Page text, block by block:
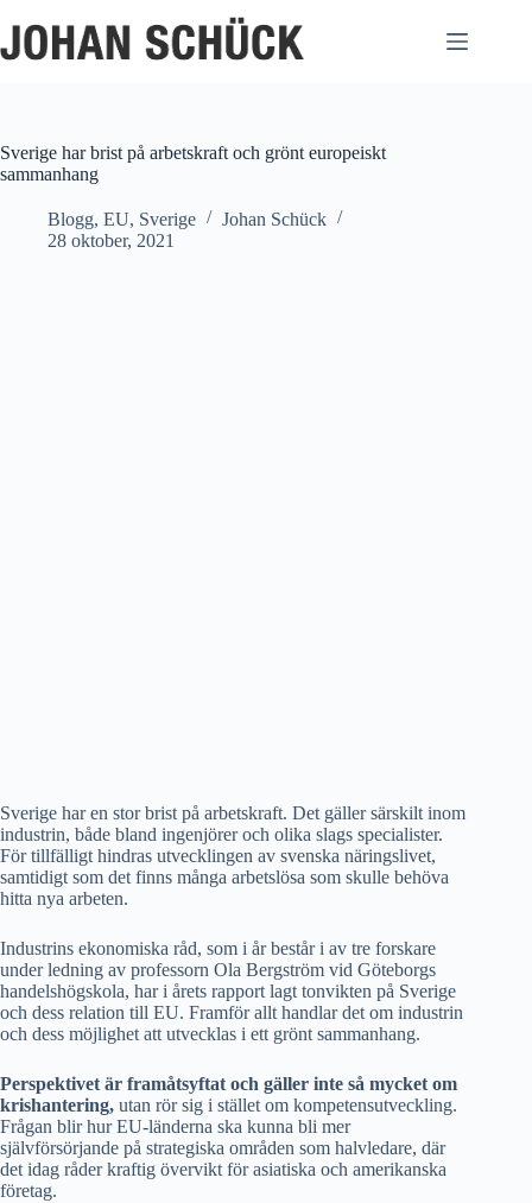
till
innehåll
Sverige har brist på arbetskraft och grönt europeiskt
sammanhang
Blogg, EU, Sverige
Johan Schück
28 oktober, 2021
Sverige har en stor brist på arbetskraft. Det gäller särskilt inom
industrin, både bland ingenjörer och olika slags specialister.
För tillfälligt hindras utvecklingen av svenska näringslivet,
samtidigt som det finns många arbetslösa som skulle behöva
hitta nya arbeten.
Industrins ekonomiska råd, som i år består i av tre forskare
under ledning av professorn Ola Bergström vid Göteborgs
handelshögskola, har i årets rapport lagt tonvikten på Sverige
och dess relation till EU. Framför allt handlar det om industrin
och dess möjlighet att utvecklas i ett grönt sammanhang.
Perspektivet är framåtsyftat och gäller inte så mycket om
krishantering, utan rör sig i stället om kompetensutveckling.
Frågan blir hur EU-länderna ska kunna bli mer
självförsörjande på strategiska områden som halvledare, där
det idag råder kraftig övervikt för asiatiska och amerikanska
företag.